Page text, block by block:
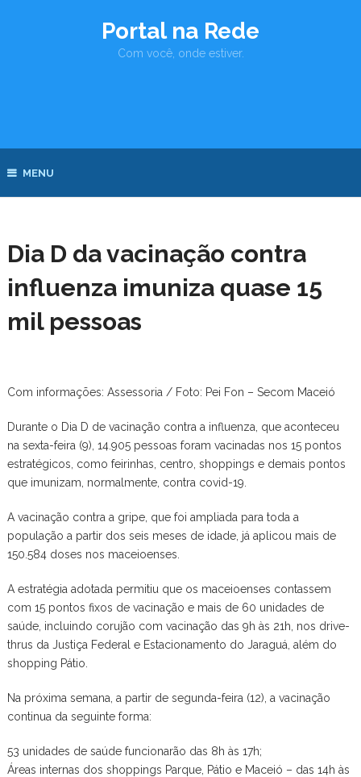
Portal na Rede
Com você, onde estiver.
MENU
Dia D da vacinação contra
influenza imuniza quase 15
mil pessoas
Com informações: Assessoria / Foto: Pei Fon – Secom Maceió
Durante o Dia D de vacinação contra a influenza, que aconteceu
na sexta-feira (9), 14.905 pessoas foram vacinadas nos 15 pontos
estratégicos, como feirinhas, centro, shoppings e demais pontos
que imunizam, normalmente, contra covid-19.
A vacinação contra a gripe, que foi ampliada para toda a
população a partir dos seis meses de idade, já aplicou mais de
150.584 doses nos maceioenses.
A estratégia adotada permitiu que os maceioenses contassem
com 15 pontos fixos de vacinação e mais de 60 unidades de
saúde, incluindo corujão com vacinação das 9h às 21h, nos drive-
thrus da Justiça Federal e Estacionamento do Jaraguá, além do
shopping Pátio.
Na próxima semana, a partir de segunda-feira (12), a vacinação
continua da seguinte forma:
53 unidades de saúde funcionarão das 8h às 17h;
Áreas internas dos shoppings Parque, Pátio e Maceió – das 14h às